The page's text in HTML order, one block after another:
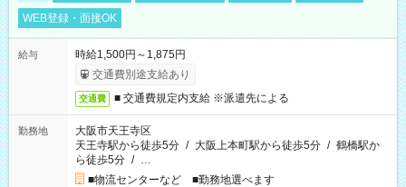
WEB登録・面接OK
給与
時給1,500円～1,875円
交通費別途支給あり
交通費 ■ 交通費規定内支給 ※派遣先による
勤務地
大阪市天王寺区
天王寺駅から徒歩5分 / 大阪上本町駅から徒歩5分 / 鶴橋駅か
ら徒歩5分 / …
■物流センターなど ■勤務地選べます